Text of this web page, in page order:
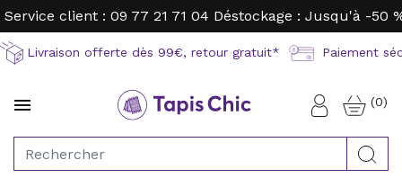
Service client : 09 77 21 71 04 Déstockage : Jusqu'à -50
Livraison offerte dès 99€, retour gratuit* Paiement
 Connexion
(0)